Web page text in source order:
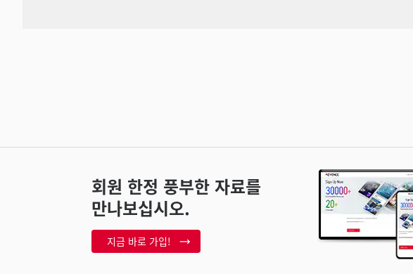
회원 한정 풍부한 자료를
만나보십시오.
지금 바로 가입!